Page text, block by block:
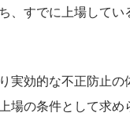
、すでに上場してい
実効的な不正防止
場の条件として求め